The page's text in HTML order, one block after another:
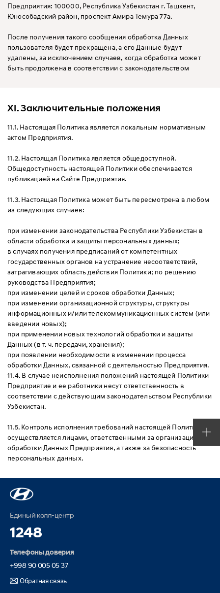
Предприятия: 100000, Республика Узбекистан г. Ташкент,
Юнособадский район, проспект Амира Темура 77а.
После получения такого сообщения обработка Данных
пользователя будет прекращена, а его Данные будут
удалены, за исключением случаев, когда обработка может
быть продолжена в соответствии с законодательством
XI. Заключительные положения
11.1. Настоящая Политика является локальным нормативным
актом Предприятия.
11.2. Настоящая Политика является общедоступной.
Общедоступность настоящей Политики обеспечивается
публикацией на Сайте Предприятия.
11.3. Настоящая Политика может быть пересмотрена в любом
из следующих случаев:
при изменении законодательства Республики Узбекистан в
области обработки и защиты персональных данных;
в случаях получения предписаний от компетентных
государственных органов на устранение несоответствий,
затрагивающих область действия Политики; по решению
руководства Предприятия;
при изменении целей и сроков обработки Данных;
при изменении организационной структуры, структуры
информационных и/или телекоммуникационных систем (или
введении новых);
при применении новых технологий обработки и защиты
Данных (в т. ч. передачи, хранения);
при появлении необходимости в изменении процесса
обработки Данных, связанной с деятельностью Предприятия.
11.4. В случае неисполнения положений настоящей Политики
Предприятие и ее работники несут ответственность в
соответствии с действующим законодательством Республики
Узбекистан.
11.5. Контроль исполнения требований настоящей Политики
осуществляется лицами, ответственными за организацию
обработки Данных Предприятия, а также за безопасность
персональных данных.
Единый колл-центр
1248
Телефоны доверия
+998 90 005 05 37
Обратная связь